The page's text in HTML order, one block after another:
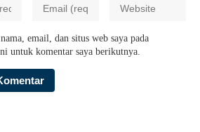
email, dan situs web saya pada
untuk komentar saya berikutnya.